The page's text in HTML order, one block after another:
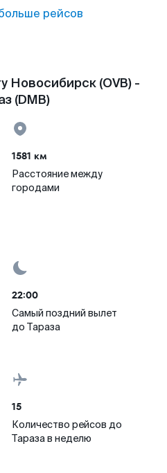
рейсов
Новосибирск (OVB) -
(DMB)
1581 км
Расстояние между
городами
22:00
Самый поздний вылет
до Тараза
15
Количество рейсов до
Тараза в неделю